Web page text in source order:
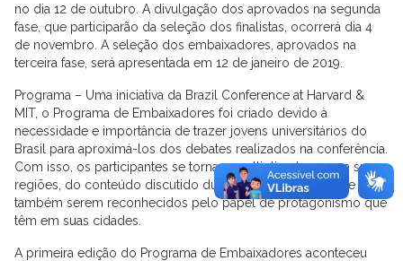
no dia 12 de outubro. A divulgação dos aprovados na segunda
fase, que participarão da seleção dos finalistas, ocorrerá dia 4
de novembro. A seleção dos embaixadores, aprovados na
terceira fase, será apresentada em 12 de janeiro de 2019.
Programa – Uma iniciativa da Brazil Conference at Harvard &
MIT, o Programa de Embaixadores foi criado devido à
necessidade e importância de trazer jovens universitários do
Brasil para aproximá-los dos debates realizados na conferência.
Com isso, os participantes se tornam multiplicadores, em suas
regiões, do conteúdo discutido durante o evento, além de
também serem reconhecidos pelo papel de protagonismo que
têm em suas cidades.
A primeira edição do Programa de Embaixadores aconteceu